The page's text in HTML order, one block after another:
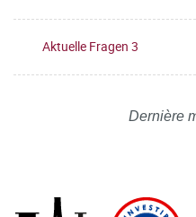
Aktuelle Fragen 3
Dernière